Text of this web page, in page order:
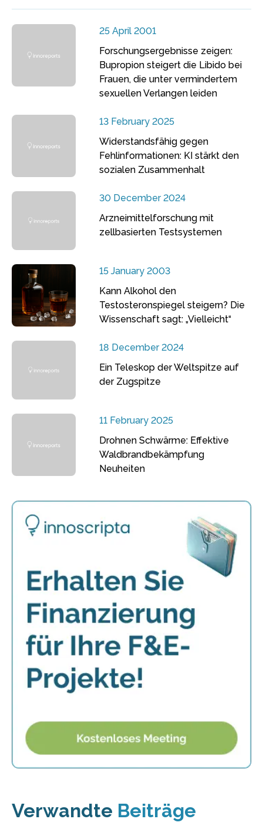
25 April 2001
Forschungsergebnisse zeigen:
Bupropion steigert die Libido bei
Frauen, die unter vermindertem
sexuellen Verlangen leiden
13 February 2025
Widerstandsfähig gegen
Fehlinformationen: KI stärkt den
sozialen Zusammenhalt
30 December 2024
Arzneimittelforschung mit
zellbasierten Testsystemen
15 January 2003
Kann Alkohol den
Testosteronspiegel steigern? Die
Wissenschaft sagt: „Vielleicht“
18 December 2024
Ein Teleskop der Weltspitze auf
der Zugspitze
11 February 2025
Drohnen Schwärme: Effektive
Waldbrandbekämpfung
Neuheiten
Verwandte Beiträge